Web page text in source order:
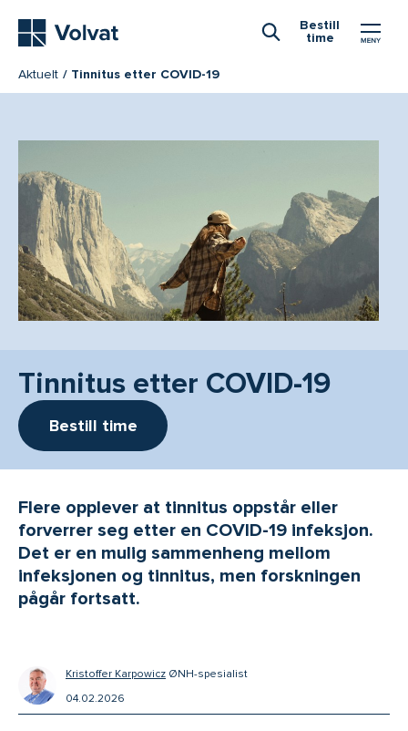
Bestill
time
Aktuelt Tinnitus etter COVID-19
Tinnitus etter COVID-19
Bestill time
Flere opplever at tinnitus oppstår eller
forverrer seg etter en COVID-19 infeksjon.
Det er en mulig sammenheng mellom
infeksjonen og tinnitus, men forskningen
pågår fortsatt.
Kristoffer Karpowicz -ØNH-spesialist
04.02.2026